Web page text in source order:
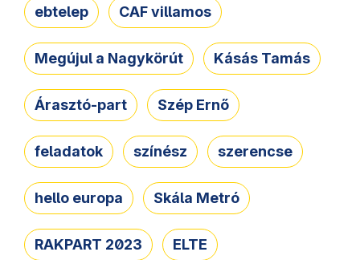
ebtelep CAF villamos
Megújul a Nagykörút Kásás Tamás
Árasztó-part Szép Ernő
feladatok színész szerencse
hello europa Skála Metró
RAKPART 2023 ELTE